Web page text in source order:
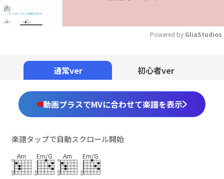
Powered by GliaStudios
通常ver 初心者ver
動画プラスでMVに合わせて楽譜を表示
楽譜タップで自動スクロール開始
Am Em/G Am Em/G